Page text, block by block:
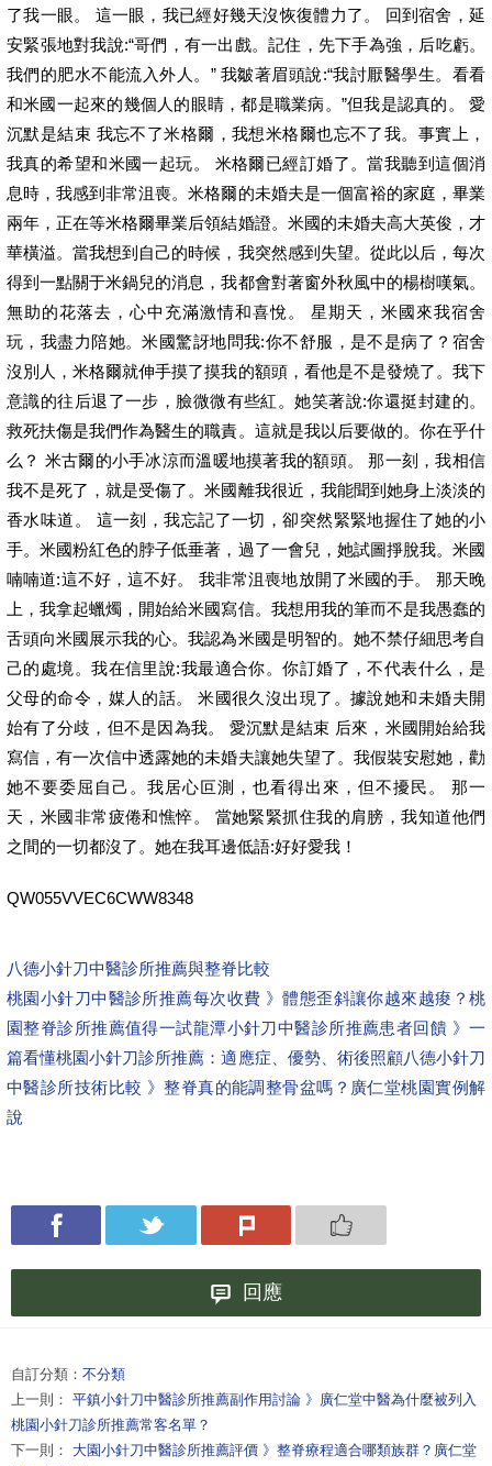
了我一眼。 這一眼，我已經好幾天沒恢復體力了。 回到宿舍，延
安緊張地對我說:“哥們，有一出戲。記住，先下手為強，后吃虧。
我們的肥水不能流入外人。” 我皺著眉頭說:“我討厭醫學生。看看
和米國一起來的幾個人的眼睛，都是職業病。”但我是認真的。 愛
沉默是結束 我忘不了米格爾，我想米格爾也忘不了我。事實上，
我真的希望和米國一起玩。 米格爾已經訂婚了。當我聽到這個消
息時，我感到非常沮喪。米格爾的未婚夫是一個富裕的家庭，畢業
兩年，正在等米格爾畢業后領結婚證。米國的未婚夫高大英俊，才
華橫溢。當我想到自己的時候，我突然感到失望。從此以后，每次
得到一點關于米鍋兒的消息，我都會對著窗外秋風中的楊樹嘆氣。
無助的花落去，心中充滿激情和喜悅。 星期天，米國來我宿舍
玩，我盡力陪她。米國驚訝地問我:你不舒服，是不是病了？宿舍
沒別人，米格爾就伸手摸了摸我的額頭，看他是不是發燒了。我下
意識的往后退了一步，臉微微有些紅。她笑著說:你還挺封建的。
救死扶傷是我們作為醫生的職責。這就是我以后要做的。你在乎什
么？ 米古爾的小手冰涼而溫暖地摸著我的額頭。 那一刻，我相信
我不是死了，就是受傷了。米國離我很近，我能聞到她身上淡淡的
香水味道。 這一刻，我忘記了一切，卻突然緊緊地握住了她的小
手。米國粉紅色的脖子低垂著，過了一會兒，她試圖掙脫我。米國
喃喃道:這不好，這不好。 我非常沮喪地放開了米國的手。 那天晚
上，我拿起蠟燭，開始給米國寫信。我想用我的筆而不是我愚蠢的
舌頭向米國展示我的心。我認為米國是明智的。她不禁仔細思考自
己的處境。我在信里說:我最適合你。你訂婚了，不代表什么，是
父母的命令，媒人的話。 米國很久沒出現了。據說她和未婚夫開
始有了分歧，但不是因為我。 愛沉默是結束 后來，米國開始給我
寫信，有一次信中透露她的未婚夫讓她失望了。我假裝安慰她，勸
她不要委屈自己。我居心叵測，也看得出來，但不擾民。 那一
天，米國非常疲倦和憔悴。 當她緊緊抓住我的肩膀，我知道他們
之間的一切都沒了。她在我耳邊低語:好好愛我！
QW055VVEC6CWW8348
八德小針刀中醫診所推薦與整脊比較
桃園小針刀中醫診所推薦每次收費 》體態歪斜讓你越來越痠？桃
園整脊診所推薦值得一試龍潭小針刀中醫診所推薦患者回饋 》一
篇看懂桃園小針刀診所推薦：適應症、優勢、術後照顧八德小針刀
中醫診所技術比較 》整脊真的能調整骨盆嗎？廣仁堂桃園實例解
說
回應
自訂分類： 不分類
上一則： 平鎮小針刀中醫診所推薦副作用討論 》廣仁堂中醫為什麼被列入
桃園小針刀診所推薦常客名單？
下一則： 大園小針刀中醫診所推薦評價 》整脊療程適合哪類族群？廣仁堂